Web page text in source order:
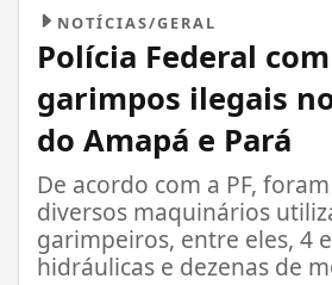
NOTÍCIAS/GERAL
Polícia Federal
garimpos ilegais
do Amapá e Pará
De acordo com a PF,
diversos maquinários
garimpeiros, entre eles, 4
hidráulicas e dezenas de